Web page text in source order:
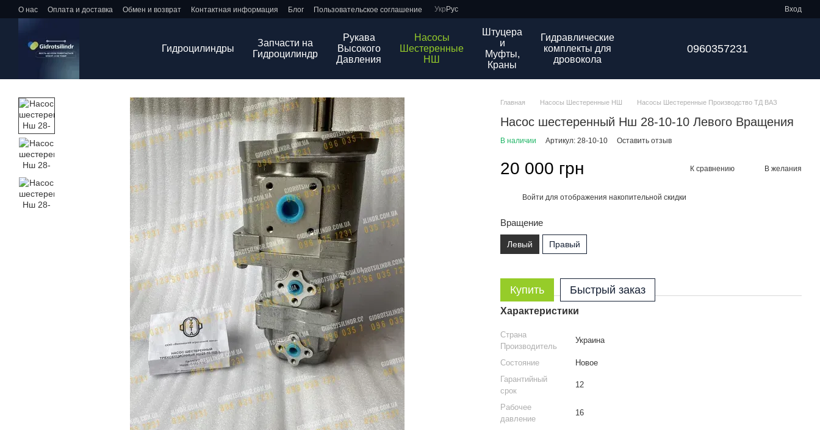
Перейти к основному контенту
О нас Оплата и доставка Обмен и возврат Контактная информация Блог Пользовательское соглашение Укр Рус Вход
Гидроцилиндры
Запчасти на
Гидроцилиндр
Рукава
Высокого
Давления
Насосы
Шестеренные
НШ
Штуцера
и
Муфты,
Краны
Гидравлические
комплекты для
дровокола
0960357231
Главная Насосы Шестеренные НШ Насосы Шестеренные Производство ТД ВАЗ
Насос шестеренный Нш 28-10-10 Левого Вращения
В наличии Артикул: 28-10-10 Оставить отзыв
20 000 грн К сравнению В желания
Войти для отображения накопительной скидки
Вращение
Левый Правый
Купить Быстрый заказ
Характеристики
Страна
Производитель
Украина
Состояние
Новое
Гарантийный
срок
12
Рабочее
давление
16